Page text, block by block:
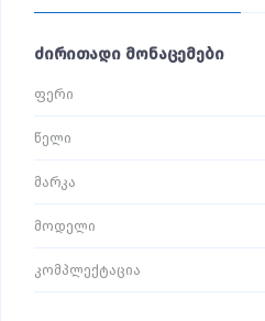
ძირითადი მონაცემები
ფერი
წელი
მარკა
მოდელი
კომპლექტაცია